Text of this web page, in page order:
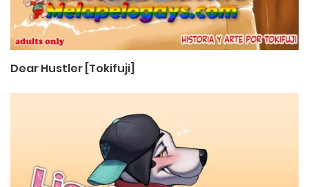
Dear Hustler [Tokifuji]